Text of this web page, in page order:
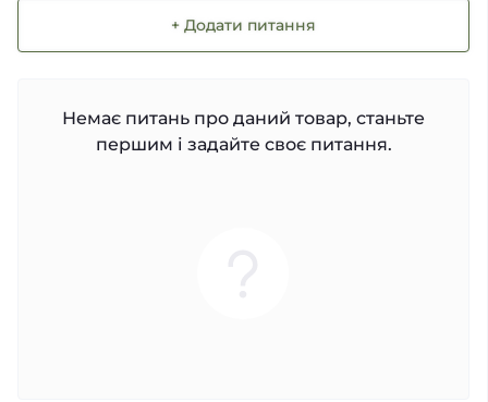
+ Додати питання
Немає питань про даний товар, станьте
першим і задайте своє питання.